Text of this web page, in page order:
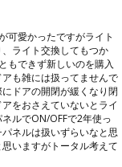
可愛かったですがライト
ライト交換してもつか
もできず新しいのを購入
も雑には扱ってませんで
ドアの開閉が緩くなり閉
をおさえていないとライ
ルでON/OFFで2年使っ
ネルは扱いずらいなと思
いますがトータル考えて